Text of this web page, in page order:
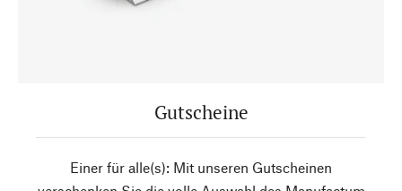
Gutscheine
Einer für alle(s): Mit unseren Gutscheinen